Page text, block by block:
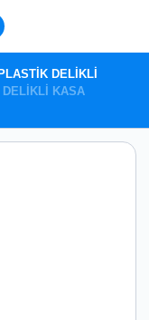
PLASTİK DELİKLİ
KASA